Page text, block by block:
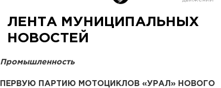
ЛЕНТА МУНИЦИПАЛЬНЫХ
НОВОСТЕЙ
Промышленность
ПЕРВУЮ ПАРТИЮ МОТОЦИКЛОВ «УРАЛ» НОВОГО